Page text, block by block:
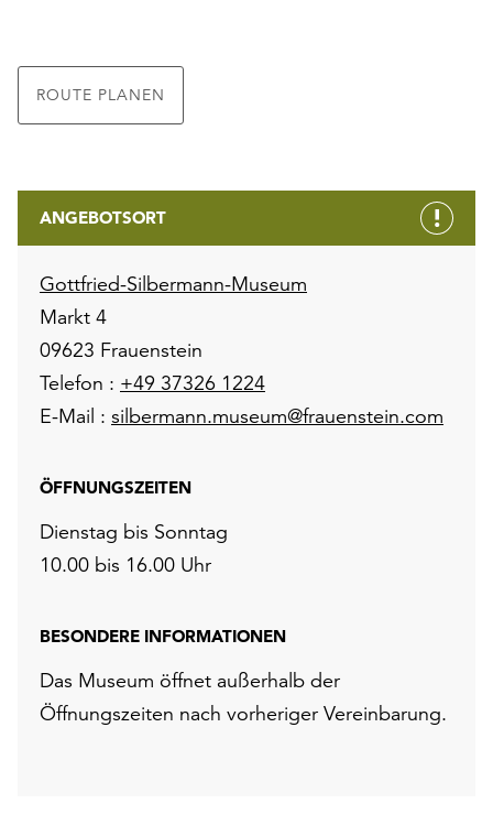
ROUTE PLANEN
ANGEBOTSORT
Gottfried-Silbermann-Museum
Markt 4
09623 Frauenstein
Telefon : +49 37326 1224
E-Mail : silbermann.museum@frauenstein.com
ÖFFNUNGSZEITEN
Dienstag bis Sonntag
10.00 bis 16.00 Uhr
BESONDERE INFORMATIONEN
Das Museum öffnet außerhalb der
Öffnungszeiten nach vorheriger Vereinbarung.